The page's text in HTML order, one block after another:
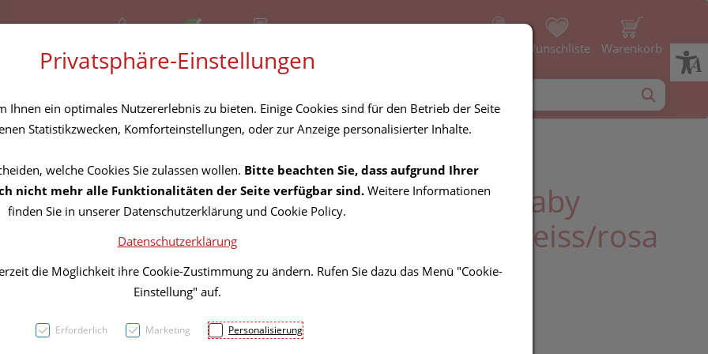
+43 (01) 3683167 Offen Rezept-Anfrage Wunschliste Warenkorb
Kirschkernkissen Baby
10x10cm Kariert Weiss/rosa
40153 1st
PZN: 5823172
Privatsphäre-Einstellungen
Ihnen ein optimales Nutzererlebnis zu bieten. Einige Cookies sind für den Betrieb der Seite
Statistikzwecken, Komforteinstellungen, oder zur Anzeige personalisierter Inhalte.
welche Cookies Sie zulassen wollen. Bitte beachten Sie, dass aufgrund Ihrer
nicht mehr alle Funktionalitäten der Seite verfügbar sind. Weitere Informationen
finden Sie in unserer Datenschutzerklärung und Cookie Policy.
Datenschutzerklärung
die Möglichkeit ihre Cookie-Zustimmung zu ändern. Rufen Sie dazu das Menü "Cookie-
Einstellung" auf.
Erforderlich Marketing Personalisierung